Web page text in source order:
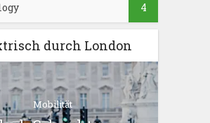
4
durch London
Mobilität